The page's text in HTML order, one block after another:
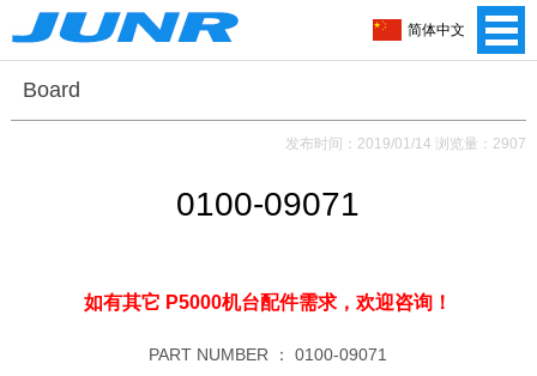
Board
发布时间：2019/01/14 浏览量：2907
0100-09071
如有其它 P5000机台配件需求，欢迎咨询！
PART NUMBER ：0100-09071
简体中文